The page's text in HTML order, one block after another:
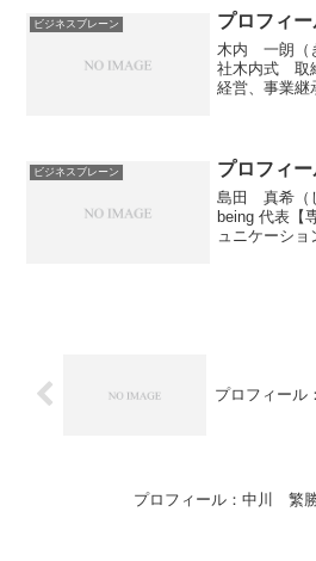
ビジネスブレーン プロフィ
木内 一朗（
社木内式 取
経営、事業継
ビジネスブレーン プロフィ
島田 真希（
being 代表【
ュニケーシ
プロフィー
プロフィール：中川 繁